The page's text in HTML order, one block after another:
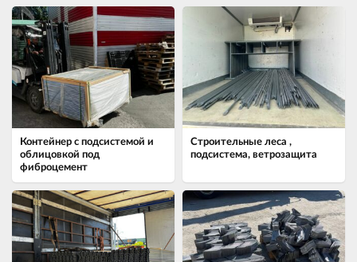
Контейнер с подсистемой и
облицовкой под
фиброцемент
Строительные леса ,
подсистема, ветрозащита